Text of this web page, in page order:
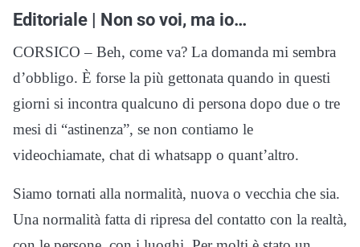
Editoriale | Non so voi, ma io…
CORSICO – Beh, come va? La domanda mi sembra
d’obbligo. È forse la più gettonata quando in questi
giorni si incontra qualcuno di persona dopo due o tre
mesi di “astinenza”, se non contiamo le
videochiamate, chat di whatsapp o quant’altro.
Siamo tornati alla normalità, nuova o vecchia che sia.
Una normalità fatta di ripresa del contatto con la realtà,